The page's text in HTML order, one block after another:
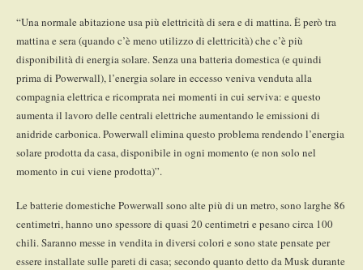
“Una normale abitazione usa più elettricità di sera e di mattina. È però tra
mattina e sera (quando c’è meno utilizzo di elettricità) che c’è più
disponibilità di energia solare. Senza una batteria domestica (e quindi
prima di Powerwall), l’energia solare in eccesso veniva venduta alla
compagnia elettrica e ricomprata nei momenti in cui serviva: e questo
aumenta il lavoro delle centrali elettriche aumentando le emissioni di
anidride carbonica. Powerwall elimina questo problema rendendo l’energia
solare prodotta da casa, disponibile in ogni momento (e non solo nel
momento in cui viene prodotta)”.
Le batterie domestiche Powerwall sono alte più di un metro, sono larghe 86
centimetri, hanno uno spessore di quasi 20 centimetri e pesano circa 100
chili. Saranno messe in vendita in diversi colori e sono state pensate per
essere installate sulle pareti di casa; secondo quanto detto da Musk durante